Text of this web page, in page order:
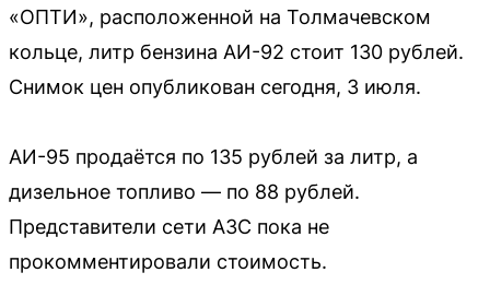
«ОПТИ», расположенной на Толмачевском
кольце, литр бензина АИ-92 стоит 130 рублей.
Снимок цен опубликован сегодня, 3 июля.
АИ-95 продаётся по 135 рублей за литр, а
дизельное топливо — по 88 рублей.
Представители сети АЗС пока не
прокомментировали стоимость.